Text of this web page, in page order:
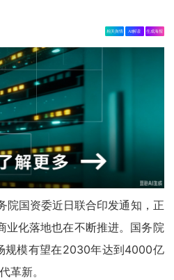
相关舆情 AI解读 生成海报
院国资委近日联合印发通知，正
业化落地也在不断推进。国务院
规模有望在2030年达到4000亿
革新。